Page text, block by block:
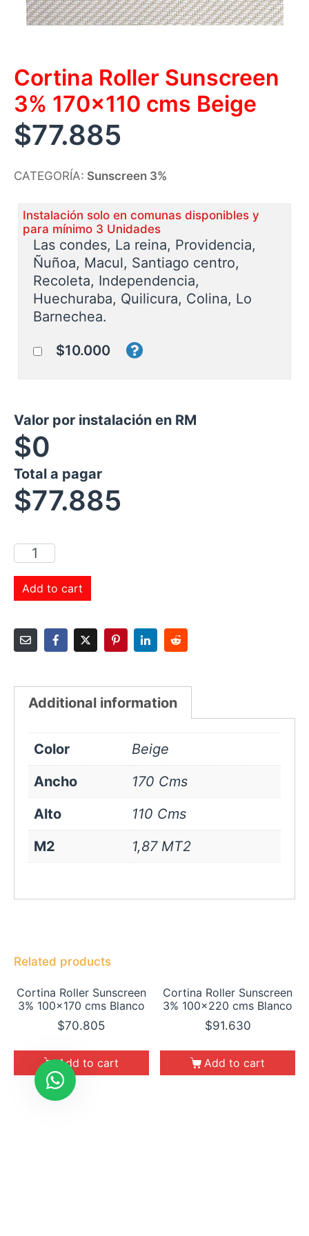
Cortina Roller Sunscreen
3% 170×110 cms Beige
$77.885
CATEGORÍA: Sunscreen 3%
Instalación solo en comunas disponibles y
para mínimo 3 Unidades
Las condes, La reina, Providencia,
Ñuñoa, Macul, Santiago centro,
Recoleta, Independencia,
Huechuraba, Quilicura, Colina, Lo
Barnechea.
$10.000
Valor por instalación en RM
$0
Total a pagar
$77.885
Add to cart
Additional information
Color
Beige
Ancho
170 Cms
Alto
110 Cms
M2
1,87 MT2
Related products
Cortina Roller Sunscreen
3% 100×170 cms Blanco
$70.805
Add to cart
Cortina Roller Sunscreen
3% 100×220 cms Blanco
$91.630
Add to cart